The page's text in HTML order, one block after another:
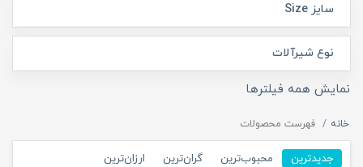
سایز Size
نوع شیرآلات
نمایش همه فیلترها
خانه فهرست محصولات
جدیدترین محبوب‌ترین گران‌ترین ارزان‌ترین